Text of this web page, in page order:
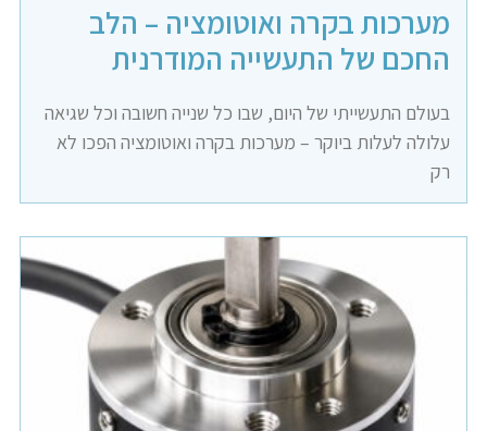
מערכות בקרה ואוטומציה – הלב
החכם של התעשייה המודרנית
בעולם התעשייתי של היום, שבו כל שנייה חשובה וכל שגיאה
עלולה לעלות ביוקר – מערכות בקרה ואוטומציה הפכו לא
רק